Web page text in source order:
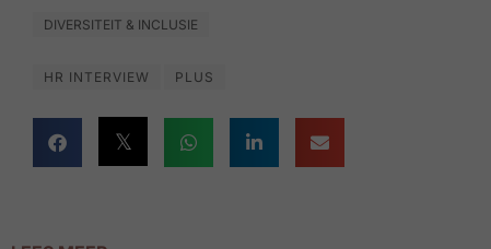
DIVERSITEIT & INCLUSIE
HR INTERVIEW PLUS